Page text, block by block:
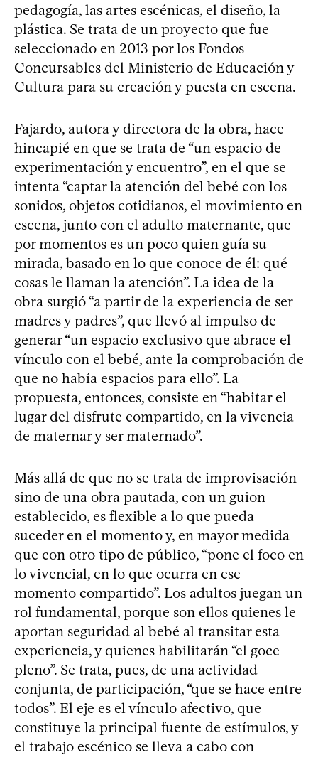
pedagogía, las artes escénicas, el diseño, la
plástica. Se trata de un proyecto que fue
seleccionado en 2013 por los Fondos
Concursables del Ministerio de Educación y
Cultura para su creación y puesta en escena.
Fajardo, autora y directora de la obra, hace
hincapié en que se trata de “un espacio de
experimentación y encuentro”, en el que se
intenta “captar la atención del bebé con los
sonidos, objetos cotidianos, el movimiento en
escena, junto con el adulto maternante, que
por momentos es un poco quien guía su
mirada, basado en lo que conoce de él: qué
cosas le llaman la atención”. La idea de la
obra surgió “a partir de la experiencia de ser
madres y padres”, que llevó al impulso de
generar “un espacio exclusivo que abrace el
vínculo con el bebé, ante la comprobación de
que no había espacios para ello”. La
propuesta, entonces, consiste en “habitar el
lugar del disfrute compartido, en la vivencia
de maternar y ser maternado”.
Más allá de que no se trata de improvisación
sino de una obra pautada, con un guion
establecido, es flexible a lo que pueda
suceder en el momento y, en mayor medida
que con otro tipo de público, “pone el foco en
lo vivencial, en lo que ocurra en ese
momento compartido”. Los adultos juegan un
rol fundamental, porque son ellos quienes le
aportan seguridad al bebé al transitar esta
experiencia, y quienes habilitarán “el goce
pleno”. Se trata, pues, de una actividad
conjunta, de participación, “que se hace entre
todos”. El eje es el vínculo afectivo, que
constituye la principal fuente de estímulos, y
el trabajo escénico se lleva a cabo con